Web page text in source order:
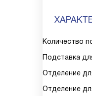
Количество
Подставка
Отделение
Отделение